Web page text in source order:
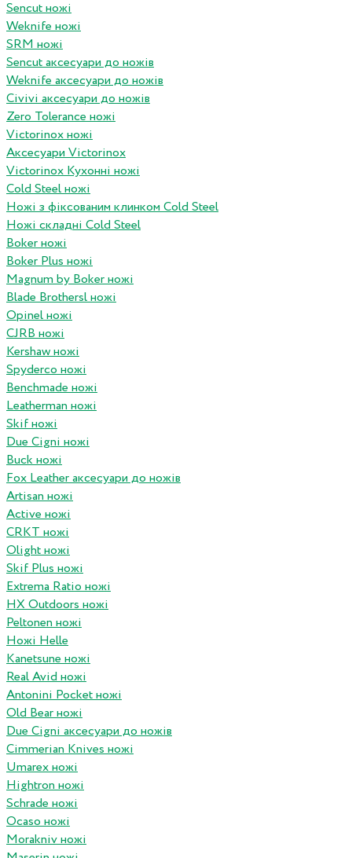
Sencut ножі
Weknife ножі
SRM ножі
Sencut аксесуари до ножів
Weknife аксесуари до ножів
Civivi аксесуари до ножів
Zero Tolerance ножі
Victorinox ножі
Аксесуари Victorinox
Victorinox Кухонні ножі
Cold Steel ножі
Ножі з фіксованим клинком Cold Steel
Ножі складні Cold Steel
Boker ножі
Boker Plus ножі
Magnum by Boker ножі
Blade Brothersl ножі
Opinel ножі
CJRB ножі
Kershaw ножі
Spyderco ножі
Benchmade ножі
Leatherman ножі
Skif ножі
Due Cigni ножі
Buck ножі
Fox Leather аксесуари до ножів
Artisan ножі
Active ножі
CRKT ножі
Olight ножі
Skif Plus ножі
Extrema Ratio ножі
HX Outdoors ножі
Peltonen ножі
Ножі Helle
Kanetsune ножі
Real Avid ножі
Antonini Pocket ножі
Old Bear ножі
Due Cigni аксесуари до ножів
Cimmerian Knives ножі
Umarex ножі
Hightron ножі
Schrade ножі
Ocaso ножі
Morakniv ножі